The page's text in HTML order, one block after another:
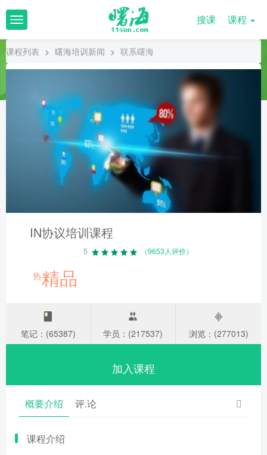
T
o
g
l
搜课 课程
课程列表 > 曙海培训新闻 > 联系曙海
IN协议培训课程
5 （9653人评价）
热精品
笔记：(65387) 学员：(217537) 浏览：(277013)
加入课程
概要介绍 评.论
课程介绍